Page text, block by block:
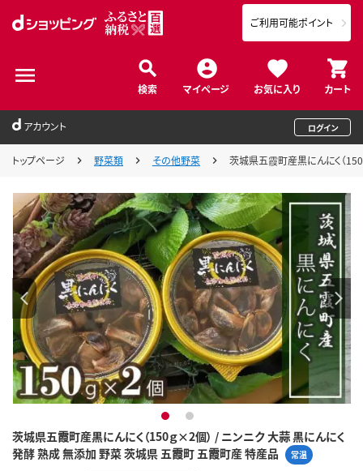
検索 マイページ お気に入り カート
ご利用可能ポイント
アカウント ログイン
トップページ 野菜類 その他野菜 茨城県五霞町産黒にんにく（
茨城県五霞町産黒にんにく（150ｇ×2個） / ニンニク 大蒜 黒にんにく
発酵 熟成 無添加 野菜 茨城県 五霞町 五霞町産 特産品
常温
1 2